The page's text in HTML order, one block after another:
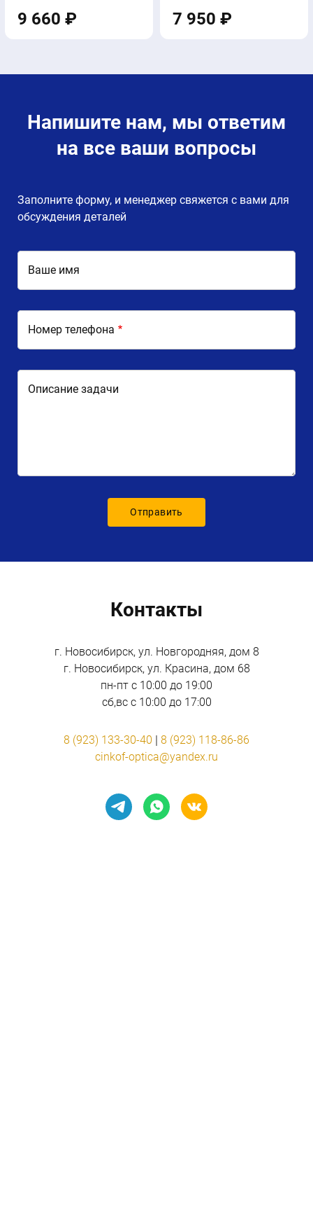
9 660 ₽ 7 950 ₽
Напишите нам, мы ответим
на все ваши вопросы
Заполните форму, и менеджер свяжется с вами для
обсуждения деталей
Ваше имя
Номер телефона
Описание задачи
Контакты
г. Новосибирск, ул. Новгородняя, дом 8
г. Новосибирск, ул. Красина, дом 68
пн-пт с 10:00 до 19:00
сб,вс с 10:00 до 17:00
8 (923) 133-30-40 | 8 (923) 118-86-86
cinkof-optica@yandex.ru